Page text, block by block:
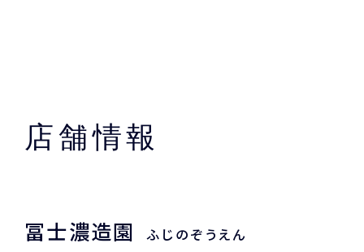
店舗情報
冨士濃造園 ふじのぞうえん